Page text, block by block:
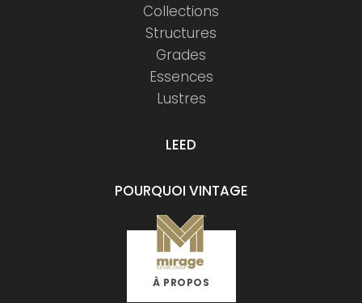
Collections
Structures
Grades
Essences
Lustres
LEED
POURQUOI VINTAGE
À PROPOS